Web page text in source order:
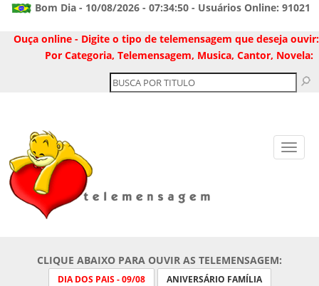
Bom Dia - 10/08/2026 - 07:34:50 - Usuários Online: 91021
Ouça online - Digite o tipo de telemensagem que deseja ouvir:
Por Categoria, Telemensagem, Musica, Cantor, Novela:
CLIQUE ABAIXO PARA OUVIR AS TELEMENSAGEM:
DIA DOS PAIS - 09/08
ANIVERSÁRIO FAMÍLIA